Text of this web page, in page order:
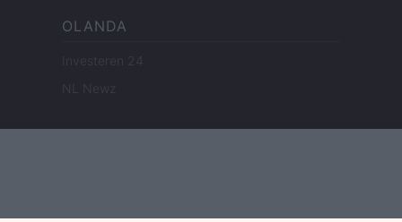
OLANDA
Investeren 24
NL Newz